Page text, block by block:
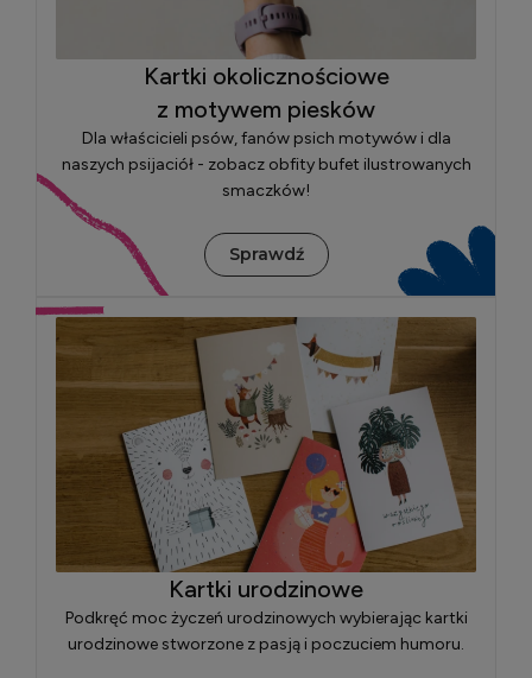
Kartki okolicznościowe
z motywem piesków
Dla właścicieli psów, fanów psich motywów i dla
naszych psijaciół - zobacz obfity bufet ilustrowanych
smaczków!
Sprawdź
Kartki urodzinowe
Podkręć moc życzeń urodzinowych wybierając kartki
urodzinowe stworzone z pasją i poczuciem humoru.